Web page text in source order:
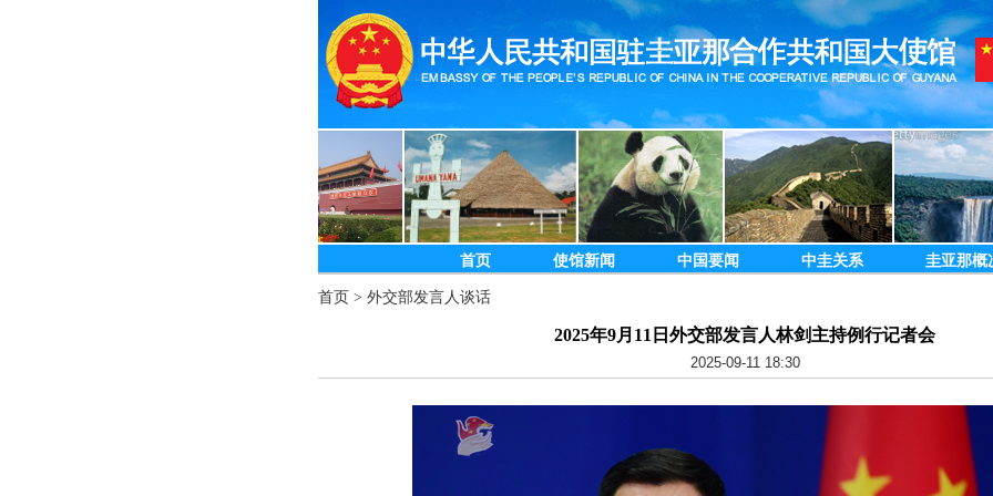
首页 使馆新闻 中国要闻 中圭关系 圭亚那概
首页 > 外交部发言人谈话
2025年9月11日外交部发言人林剑主持例行记者会
2025-09-11 18:30